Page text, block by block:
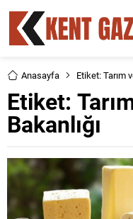
Anasayfa Etiket: Tarım
Etiket:
Bakanlığı